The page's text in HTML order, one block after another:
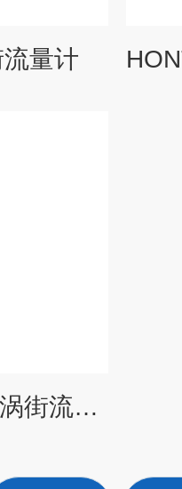
量计
防腐型A+K超声波涡街流量计